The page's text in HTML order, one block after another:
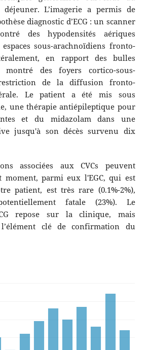
L’imagerie a permis de
diagnostic d’ECG : un scanner
des hypodensités aériques
sous-arachnoïdiens fronto-
en rapport des bulles
montré des foyers cortico-sous-
de la diffusion fronto-
Le patient a été mis sous
une thérapie antiépileptique pour
et du midazolam dans une
jusqu'à son décès survenu dix
associées aux CVCs peuvent
parmi eux l'EGC, qui est
patient, est très rare (0.1%-2%),
fatale (23%). Le
repose sur la clinique, mais
l’élément clé de confirmation du